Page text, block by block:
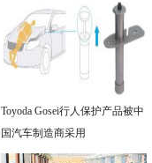
Toyoda Gosei行人保护产品被中
国汽车制造商采用